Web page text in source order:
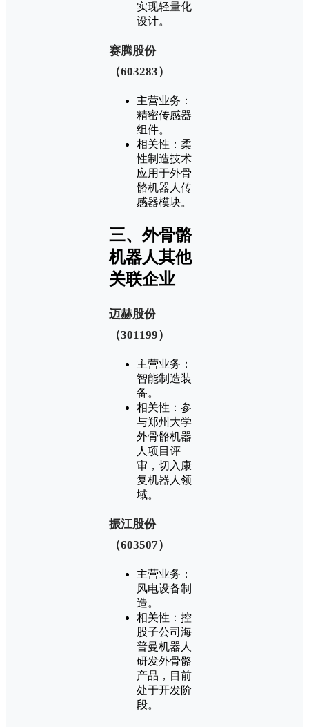
实现轻量化
设计‌。
‌赛腾股份
（603283）‌
‌主营业务‌：
精密传感器
组件‌。
‌相关性‌：柔
性制造技术
应用于外骨
骼机器人传
感器模块‌。
三、外骨骼
机器人其他
关联企业
‌迈赫股份
（301199）‌
‌主营业务‌：
智能制造装
备‌。
‌相关性‌：参
与郑州大学
外骨骼机器
人项目评
审，切入康
复机器人领
域‌。
‌振江股份
（603507）‌
‌主营业务‌：
风电设备制
造‌。
‌相关性‌：控
股子公司海
普曼机器人
研发外骨骼
产品，目前
处于开发阶
段‌。